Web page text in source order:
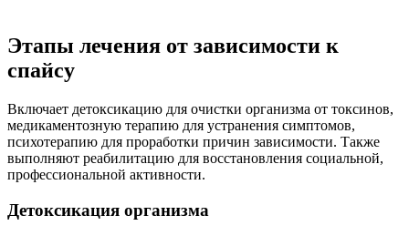
Этапы лечения от зависимости к
спайсу
Включает детоксикацию для очистки организма от токсинов,
медикаментозную терапию для устранения симптомов,
психотерапию для проработки причин зависимости. Также
выполняют реабилитацию для восстановления социальной,
профессиональной активности.
Детоксикация организма